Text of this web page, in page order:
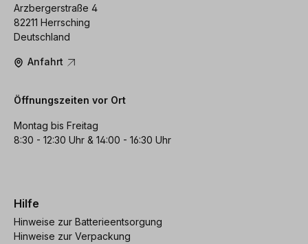
Arzbergerstraße 4
82211 Herrsching
Deutschland
Anfahrt
Öffnungszeiten vor Ort
Montag bis Freitag
8:30 - 12:30 Uhr & 14:00 - 16:30 Uhr
Hilfe
Hinweise zur Batterieentsorgung
Hinweise zur Verpackung